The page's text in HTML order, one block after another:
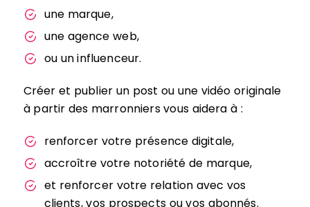
une marque,
une agence web,
ou un influenceur.
Créer et publier un post ou une vidéo originale
à partir des marronniers vous aidera à :
renforcer votre présence digitale,
accroître votre notoriété de marque,
et renforcer votre relation avec vos
clients, vos prospects ou vos abonnés.